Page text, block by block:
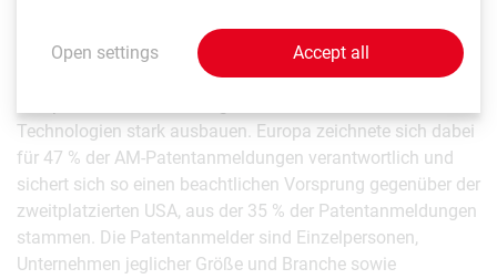
In den letzten Jahren konnten neben der USA vor allem
Technologien stark ausbauen. Europa zeichnete sich dabei
für 47 % der AM-Patentanmeldungen verantwortlich und
sichert sich so einen beachtlichen Vorsprung gegenüber der
zweitplatzierten USA, aus der 35 % der Patentanmeldungen
stammen. Die Patentanmelder sind Einzelpersonen,
Unternehmen jeglicher Größe und Branche sowie
Open settings Accept all